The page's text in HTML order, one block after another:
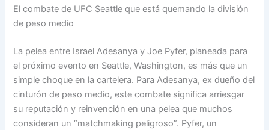
El combate de UFC Seattle que está quemando la división
de peso medio
La pelea entre Israel Adesanya y Joe Pyfer, planeada para
el próximo evento en Seattle, Washington, es más que un
simple choque en la cartelera. Para Adesanya, ex dueño del
cinturón de peso medio, este combate significa arriesgar
su reputación y reinvención en una pelea que muchos
consideran un “matchmaking peligroso”. Pyfer, un